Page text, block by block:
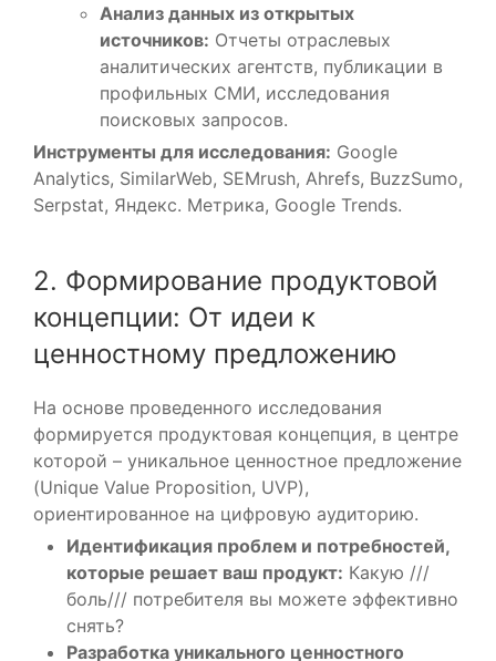
Анализ данных из открытых
источников: Отчеты отраслевых
аналитических агентств, публикации в
профильных СМИ, исследования
поисковых запросов.
Инструменты для исследования: Google
Analytics, SimilarWeb, SEMrush, Ahrefs, BuzzSumo,
Serpstat, Яндекс. Метрика, Google Trends.
2. Формирование продуктовой
концепции: От идеи к
ценностному предложению
На основе проведенного исследования
формируется продуктовая концепция, в центре
которой – уникальное ценностное предложение
(Unique Value Proposition, UVP),
ориентированное на цифровую аудиторию.
Идентификация проблем и потребностей,
которые решает ваш продукт: Какую ///
боль/// потребителя вы можете эффективно
снять?
Разработка уникального ценностного